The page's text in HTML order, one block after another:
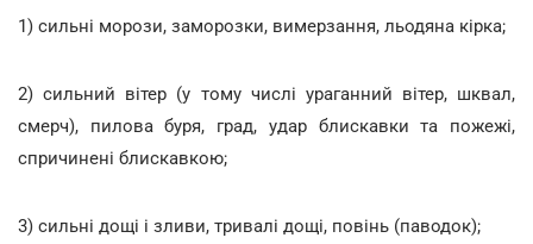
1) сильні морози, заморозки, вимерзання, льодяна кірка;
2) сильний вітер (у тому числі ураганний вітер, шквал,
смерч), пилова буря, град, удар блискавки та пожежі,
спричинені блискавкою;
3) сильні дощі і зливи, тривалі дощі, повінь (паводок);